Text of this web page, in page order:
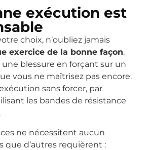
exécution est
choix, n’oubliez jamais
exercice de la bonne façon.
une blessure en forçant sur un
vous ne maîtrisez pas encore.
sans forcer, par
les bandes de résistance
ne nécessitent aucun
que d’autres requièrent :